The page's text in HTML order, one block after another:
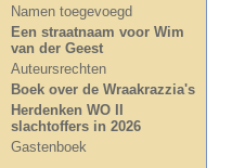
Namen toegevoegd
Een straatnaam voor Wim
van der Geest
Auteursrechten
Boek over de Wraakrazzia's
Herdenken WO II
slachtoffers in 2026
Gastenboek